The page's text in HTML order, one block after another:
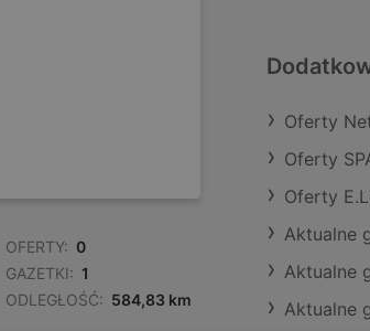
OFERTY: 0
GAZETKI: 1
ODLEGŁOŚĆ: 584,83 km
Oferty
Oferty
Oferty
Aktualne
Aktualne
Aktualne